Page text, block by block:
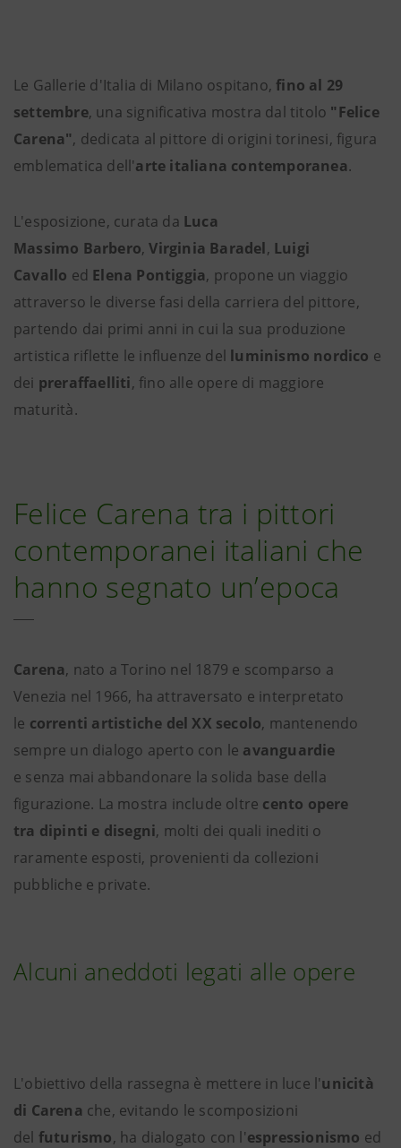
Le Gallerie d'Italia di Milano ospitano, fino al 29
settembre, una significativa mostra dal titolo "Felice
Carena", dedicata al pittore di origini torinesi, figura
emblematica dell'arte italiana contemporanea.
L'esposizione, curata da Luca
Massimo Barbero,Virginia Baradel, Luigi
Cavallo ed Elena Pontiggia, propone un viaggio
attraverso le diverse fasi della carriera del pittore,
partendo dai primi anni in cui la sua produzione
artistica riflette le influenze del luminismo nordico e
dei preraffaelliti, fino alle opere di maggiore
maturità.
Felice Carena tra i pittori
contemporanei italiani che
hanno segnato un’epoca
Carena, nato a Torino nel 1879 e scomparso a
Venezia nel 1966, ha attraversato e interpretato
le correnti artistiche del XX secolo, mantenendo
sempre un dialogo aperto con le avanguardie
e senza mai abbandonare la solida base della
figurazione. La mostra include oltre cento opere
tra dipinti e disegni, molti dei quali inediti o
raramente esposti, provenienti da collezioni
pubbliche e private.
Alcuni aneddoti legati alle opere
L'obiettivo della rassegna è mettere in luce l'unicità
di Carena che, evitando le scomposizioni
del futurismo, ha dialogato con l'espressionismo ed